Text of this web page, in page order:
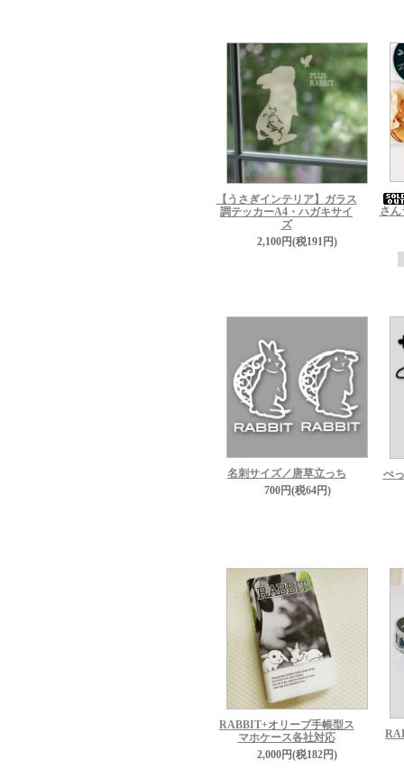
【うさぎインテリア】ガラス
調テッカーA4・ハガキサイ
ズ
2,100円(税191円)
さ
名刺サイズ／唐草立っち
700円(税64円)
ぺ
RABBIT+オリーブ手帳型ス
マホケース各社対応
2,000円(税182円)